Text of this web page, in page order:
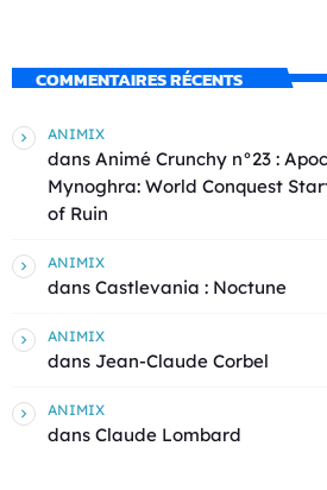
COMMENTAIRES RÉCENTS
ANIMIX
dans Animé Crunchy n°23 :
Mynoghra: World Conquest
of Ruin
ANIMIX
dans Castlevania : Noctune
ANIMIX
dans Jean-Claude Corbel
ANIMIX
dans Claude Lombard